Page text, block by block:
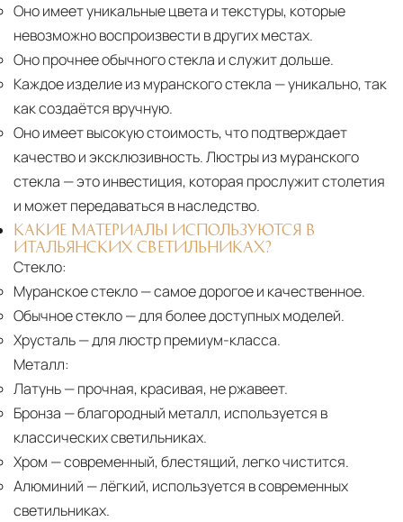
Оно имеет уникальные цвета и текстуры, которые
невозможно воспроизвести в других местах.
Оно прочнее обычного стекла и служит дольше.
Каждое изделие из муранского стекла — уникально, так
как создаётся вручную.
Оно имеет высокую стоимость, что подтверждает
качество и эксклюзивность. Люстры из муранского
стекла — это инвестиция, которая прослужит столетия
и может передаваться в наследство.
КАКИЕ МАТЕРИАЛЫ ИСПОЛЬЗУЮТСЯ В
ИТАЛЬЯНСКИХ СВЕТИЛЬНИКАХ?
Стекло:
Муранское стекло— самое дорогое и качественное.
Обычное стекло— для более доступных моделей.
Хрусталь— для люстр премиум-класса.
Металл:
Латунь— прочная, красивая, не ржавеет.
Бронза — благородный металл, используется в
классических светильниках.
Хром — современный, блестящий, легко чистится.
Алюминий — лёгкий, используется в современных
светильниках.